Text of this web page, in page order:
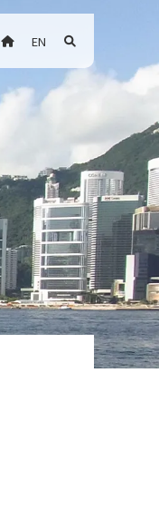
 EN 